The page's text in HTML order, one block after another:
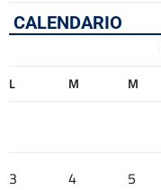
CALENDARIO
L M M
3 4 5